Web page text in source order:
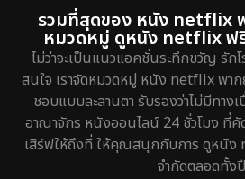
รวมที่สุดของ หนัง netflix
หมวดหมู่ ดูหนัง netflix ฟ
ไม่ว่าจะเป็นแนวแอคชั่นระทึกขวัญ รัก
สนใจ เราจัดหมวดหมู่ หนัง netflix พาก
ชอบแบบละลานตา รับรองว่าไม่มีทาง
อาณาจักร หนังออนไลน์ 24 ชั่วโมง ที่คั
เสิร์ฟให้ถึงที่ ให้คุณสนุกกับการ ดูหนัง
จำกัดตลอดทั้งปี